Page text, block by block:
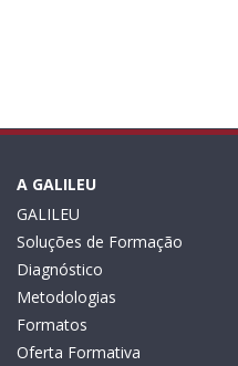
A GALILEU
GALILEU
Soluções de Formação
Diagnóstico
Metodologias
Formatos
Oferta Formativa